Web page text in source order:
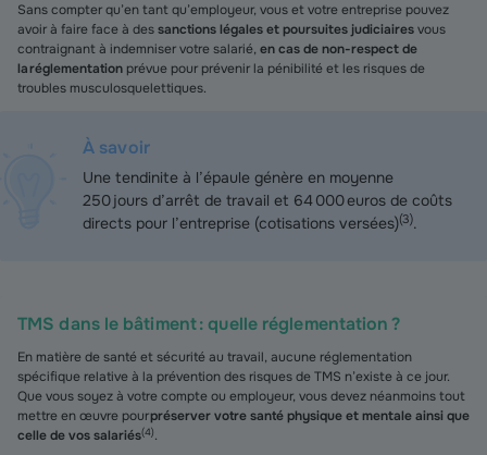
Sans compter qu’en tant qu’employeur, vous et votre entreprise pouvez
avoir à faire face à dessanctions légales et poursuites judiciairesvous
contraignant à indemniser votre salarié, en cas de non-respect de
la réglementation prévue pour prévenir la pénibilité et les risques de
troubles musculosquelettiques.
À savoir
Une tendinite à l’épaule génère en moyenne
250 jours d’arrêt de travail et 64 000 euros de coûts
directs pour l’entreprise (cotisations versées)(3).
TMS dans le bâtiment : quelle réglementation ?
En matière de santé et sécurité au travail, aucune réglementation
spécifique relative à la prévention des risques de TMS n’existe à ce jour.
Que vous soyez à votre compte ou employeur, vous devez néanmoins tout
mettre en œuvre pourpréserver votre santé physique et mentale ainsi que
celle de vos salariés(4).